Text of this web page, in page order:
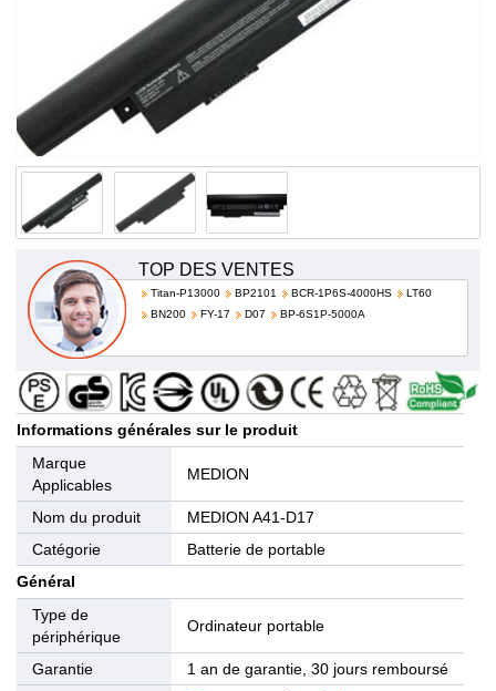
TOP DES VENTES
Titan-P13000 BP2101 BCR-1P6S-4000HS
LT60
BN200
FY-17 D07 BP-6S1P-5000A
Informations générales sur le produit
Marque
Applicables
MEDION
Nom du produit
MEDION A41-D17
Catégorie
Batterie de portable
Général
Type de
périphérique
Ordinateur portable
Garantie
1 an de garantie, 30 jours remboursé